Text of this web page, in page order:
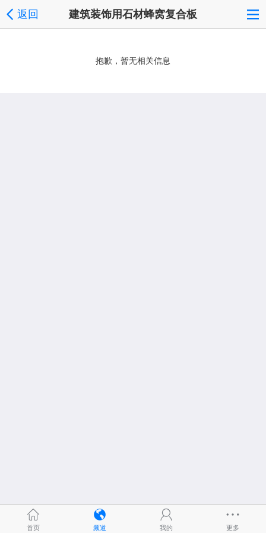
返回 建筑装饰用石材蜂窝复合板
抱歉，暂无相关信息
首页 频道 我的 更多